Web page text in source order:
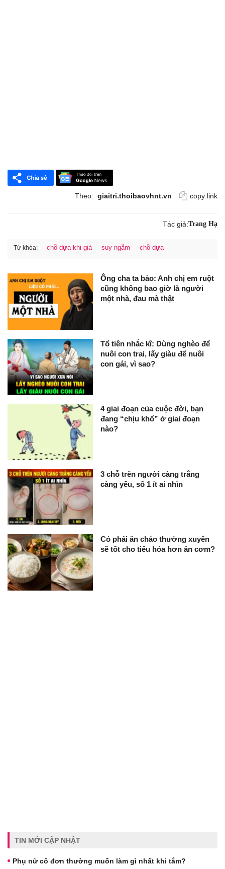
Theo: giaitri.thoibaovhnt.vn copy link
Tác giả:Trang Hạ
Từ khóa: chỗ dựa khi già suy ngẫm chỗ dựa
Ông cha ta bảo: Anh chị em ruột
cũng không bao giờ là người
một nhà, đau mà thật
Tổ tiên nhắc kĩ: Dùng nghèo để
nuôi con trai, lấy giàu để nuôi
con gái, vì sao?
4 giai đoạn của cuộc đời, bạn
đang “chịu khổ” ở giai đoạn
nào?
3 chỗ trên người càng trắng
càng yếu, số 1 ít ai nhìn
Có phải ăn cháo thường xuyên
sẽ tốt cho tiêu hóa hơn ăn cơm?
TIN MỚI CẬP NHẬT
Phụ nữ cô đơn thường muốn làm gì nhất khi tắm?